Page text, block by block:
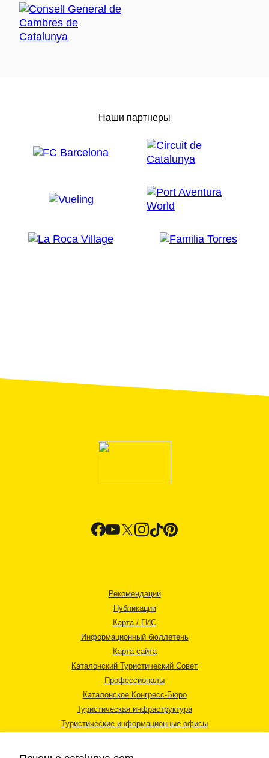
Наши партнеры
Рекомендации
Публикации
Карта / ГИС
Информационный бюллетень
Карта сайта
Каталонский Туристический Совет
Профессионалы
Каталонское Конгресс-Бюро
Туристическая инфраструктура
Туристические информационные офисы